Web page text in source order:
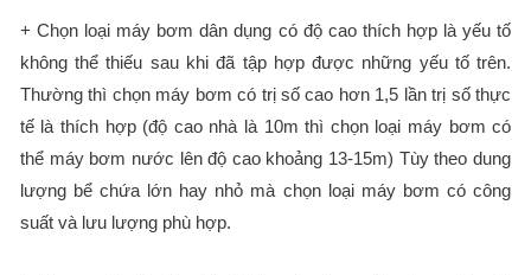
+ Chọn loại máy bơm dân dụng có độ cao thích hợp là yếu tố
không thể thiếu sau khi đã tập hợp được những yếu tố trên.
Thường thì chọn máy bơm có trị số cao hơn 1,5 lần trị số thực
tế là thích hợp (độ cao nhà là 10m thì chọn loại máy bơm có
thể máy bơm nước lên độ cao khoảng 13-15m) Tùy theo dung
lượng bể chứa lớn hay nhỏ mà chọn loại máy bơm có công
suất và lưu lượng phù hợp.